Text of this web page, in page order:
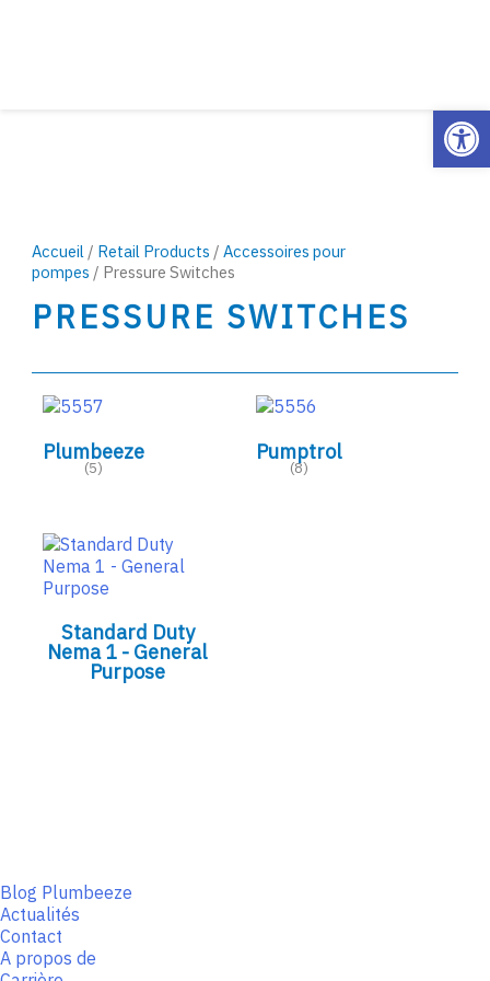
Accueil / Retail Products /Accessoires pour
pompes / Pressure Switches
PRESSURE SWITCHES
Plumbeeze
(5)
Pumptrol
(8)
Standard Duty
Nema 1 - General
Purpose
Blog Plumbeeze
Actualités
Contact
A propos de